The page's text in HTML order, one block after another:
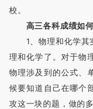
校。
高三各科成绩如
1、物理和化学其
理和化学了。对于物
物理涉及到的公式、
候要知道自己在哪个
攻这一块的题，做的